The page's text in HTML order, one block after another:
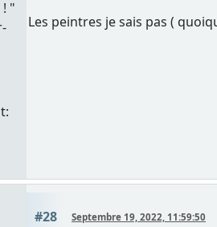
"
Les peintres je sais pas (
#28 Septembre 19, 2022, 11:59:50